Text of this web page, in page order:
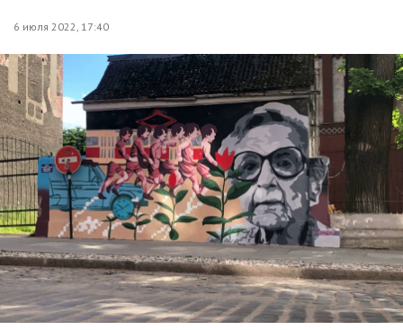
6 июля 2022, 17:40